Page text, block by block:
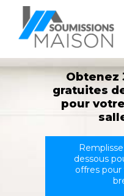
Obtenez
gratuites
pour
dessous
offres pour